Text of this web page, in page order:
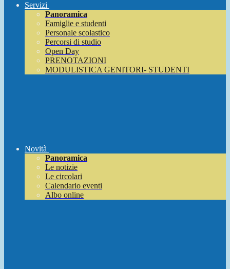
Servizi
Panoramica
Famiglie e studenti
Personale scolastico
Percorsi di studio
Open Day
PRENOTAZIONI
MODULISTICA GENITORI- STUDENTI
Novità
Panoramica
Le notizie
Le circolari
Calendario eventi
Albo online